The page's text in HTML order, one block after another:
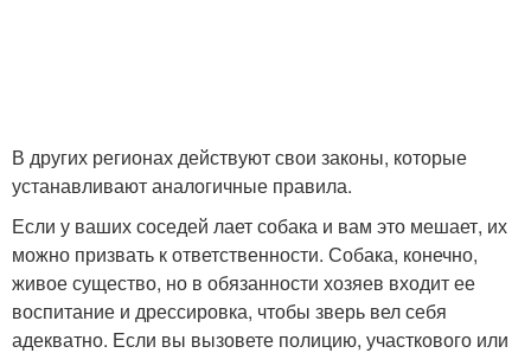
В других регионах действуют свои законы, которые
устанавливают аналогичные правила.
Если у ваших соседей лает собака и вам это мешает, их
можно призвать к ответственности. Собака, конечно,
живое существо, но в обязанности хозяев входит ее
воспитание и дрессировка, чтобы зверь вел себя
адекватно. Если вы вызовете полицию, участкового или